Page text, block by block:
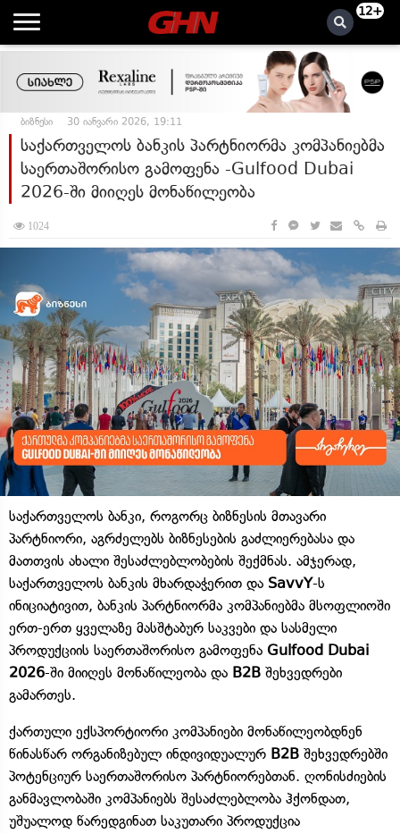
12+
ბიზნესი 30 იანვარი 2026, 19:11
საქართველოს ბანკის პარტნიორმა კომპანიებმა
საერთაშორისო გამოფენა -Gulfood Dubai
2026-ში მიიღეს მონაწილეობა
1024
საქართველოს ბანკი, როგორც ბიზნესის მთავარი
პარტნიორი, აგრძელებს ბიზნესების გაძლიერებასა და
მათთვის ახალი შესაძლებლობების შექმნას. ამჯერად,
საქართველოს ბანკის მხარდაჭერით და SavvY-ს
ინიციატივით, ბანკის პარტნიორმა კომპანიებმა მსოფლიოში
ერთ-ერთ ყველაზე მასშტაბურ საკვები და სასმელი
პროდუქციის საერთაშორისო გამოფენა Gulfood Dubai
2026-ში მიიღეს მონაწილეობა და B2B შეხვედრები
გამართეს.
ქართული ექსპორტიორი კომპანიები მონაწილეობდნენ
წინასწარ ორგანიზებულ ინდივიდუალურ B2B შეხვედრებში
პოტენციურ საერთაშორისო პარტნიორებთან. ღონისძიების
განმავლობაში კომპანიებს შესაძლებლობა ჰქონდათ,
უშუალოდ წარედგინათ საკუთარი პროდუქცია